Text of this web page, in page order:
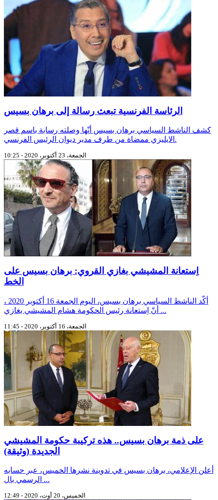
الرئاسة الفرنسية تبعث رسالة إلى برهان بسيس
كشف الناشط السياسي برهان بسيس أنّها وصلته رسابة باسم قصر
الايليزي ممضاة من طرف مدير ديوان الرئيس الفرنسي.
الجمعة، 23 أكتوبر، 2020 - 10:25
اِستعانة المشيشي بغازي القروي: برهان بسيس على
الخط
أكّد الناشط السياسي برهان بسيس، اليوم الجمعة 16 أكتوبر 2020 ،
أنّ اِستعانة رئيس الحكومة هشام المشيشي بغازي ...
الجمعة، 16 أكتوبر، 2020 - 11:45
على ذمة برهان بسيس.. هذه تركيبة حكومة المشيشي
الجديدة (وثيقة)
أعلن الإعلامي، برهان بسيس في تدوينة نشرها الخميس، عبر حسابه
الرسمي بال ...
الخميس، 20 أوت، 2020 - 12:49